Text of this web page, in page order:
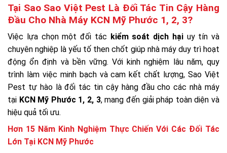
Tại Sao Sao Việt Pest Là Đối Tác Tin Cậy Hàng
Đầu Cho Nhà Máy KCN Mỹ Phước 1, 2, 3?
Việc lựa chọn một đối tác kiểm soát dịch hạiuy tín và
chuyên nghiệp là yếu tố then chốt giúp nhà máy duy trì hoạt
động ổn định và bền vững. Với kinh nghiệm lâu năm, quy
trình làm việc minh bạch và cam kết chất lượng, Sao Việt
Pest tự hào là đối tác tin cậy hàng đầu cho các nhà máy
tại KCN Mỹ Phước 1, 2, 3, mang đến giải pháp toàn diện và
hiệu quả tối ưu.
Hơn 15 Năm Kinh Nghiệm Thực Chiến Với Các Đối Tác
Lớn Tại KCN Mỹ Phước